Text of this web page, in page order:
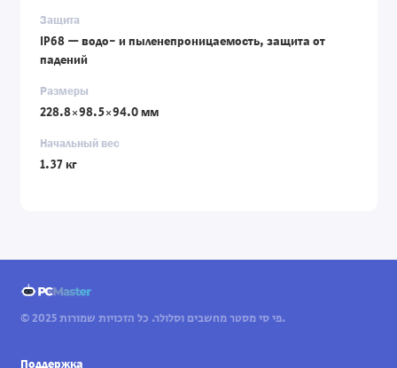
Защита
IP68 — водо- и пыленепроницаемость, защита от
падений
Размеры
228.8×98.5×94.0 мм
Начальный вес
1.37 кг
© 2025 פי סי מסטר מחשבים וסלולר. כל הזכויות שמורות.
Поддержка